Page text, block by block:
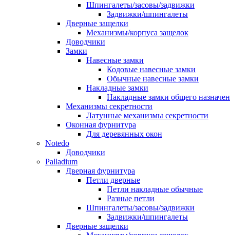
Шпингалеты/засовы/задвижки
Задвижки/шпингалеты
Дверные защелки
Механизмы/корпуса защелок
Доводчики
Замки
Навесные замки
Кодовые навесные замки
Обычные навесные замки
Накладные замки
Накладные замки общего
Механизмы секретности
Латунные механизмы секретности
Оконная фурнитура
Для деревянных окон
Notedo
Доводчики
Palladium
Дверная фурнитура
Петли дверные
Петли накладные обычные
Разные петли
Шпингалеты/засовы/задвижки
Задвижки/шпингалеты
Дверные защелки